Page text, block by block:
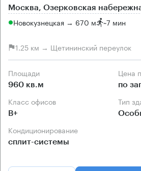
Москва, Озерковская
Новокузнецкая → 670 м ~7 мин
1.25 км → Щетининский переулок
Площади
960 кв.м
Цена
по
Класс офисов
B+
Тип
Кондиционирование
сплит-системы